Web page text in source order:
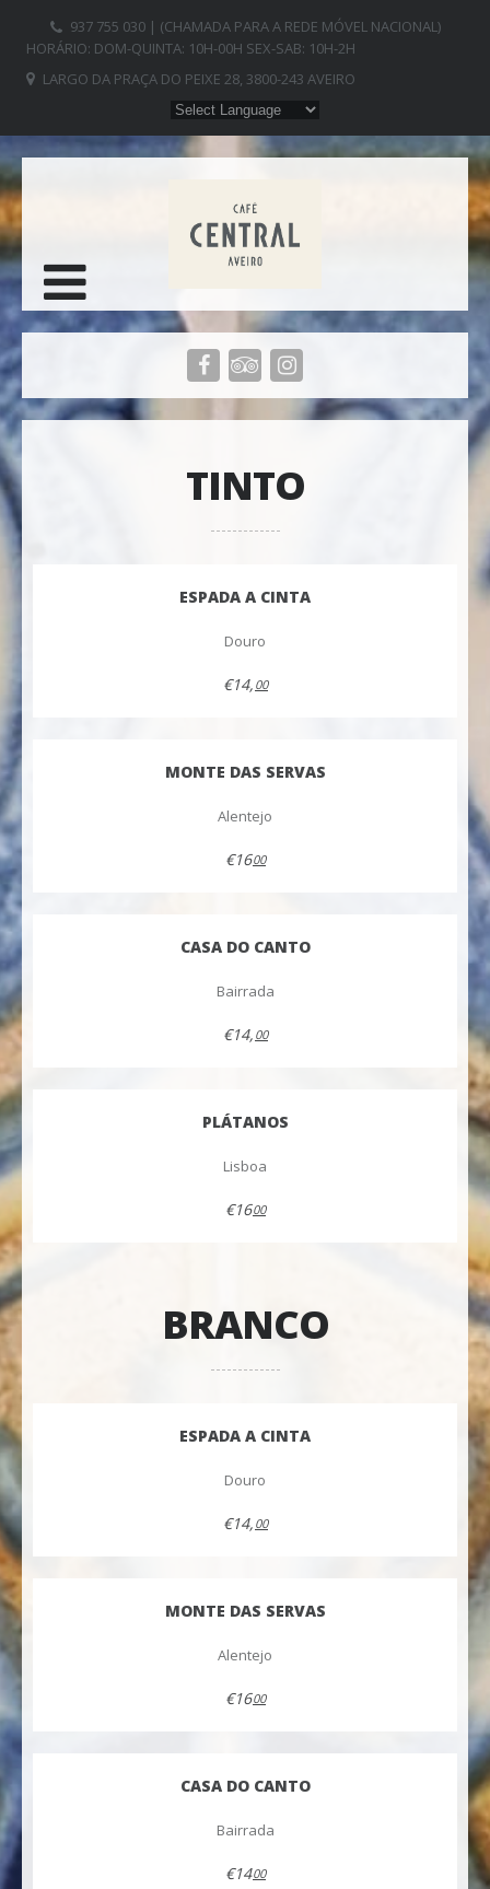
937 755 030 | (CHAMADA PARA A REDE MÓVEL NACIONAL)
HORÁRIO: DOM-QUINTA: 10H-00H SEX-SAB: 10H-2H
LARGO DA PRAÇA DO PEIXE 28, 3800-243 AVEIRO
TINTO
ESPADA A CINTA
Douro
€14, 00
MONTE DAS SERVAS
Alentejo
€1600
CASA DO CANTO
Bairrada
€14, 00
PLÁTANOS
Lisboa
€1600
BRANCO
ESPADA A CINTA
Douro
€14, 00
MONTE DAS SERVAS
Alentejo
€1600
CASA DO CANTO
Bairrada
€1400